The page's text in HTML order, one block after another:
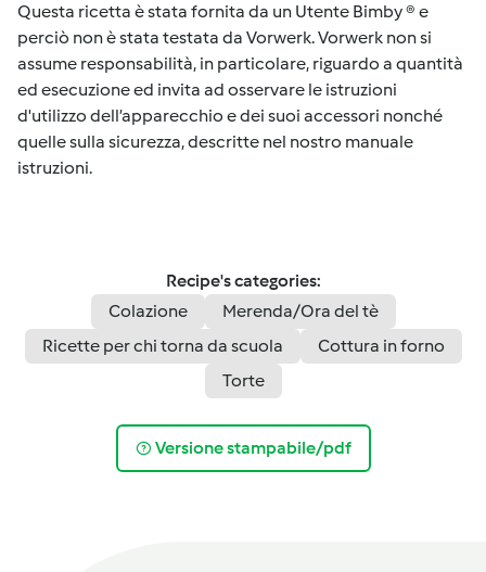
Questa ricetta è stata fornita da un Utente Bimby ® e
perciò non è stata testata da Vorwerk. Vorwerk non si
assume responsabilità, in particolare, riguardo a quantità
ed esecuzione ed invita ad osservare le istruzioni
d'utilizzo dell’apparecchio e dei suoi accessori nonché
quelle sulla sicurezza, descritte nel nostro manuale
istruzioni.
Recipe's categories:
Colazione
Merenda/Ora del tè
Ricette per chi torna da scuola
Cottura in forno
Torte
Versione stampabile/pdf